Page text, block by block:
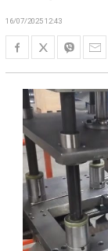
16/07/2025 12:43